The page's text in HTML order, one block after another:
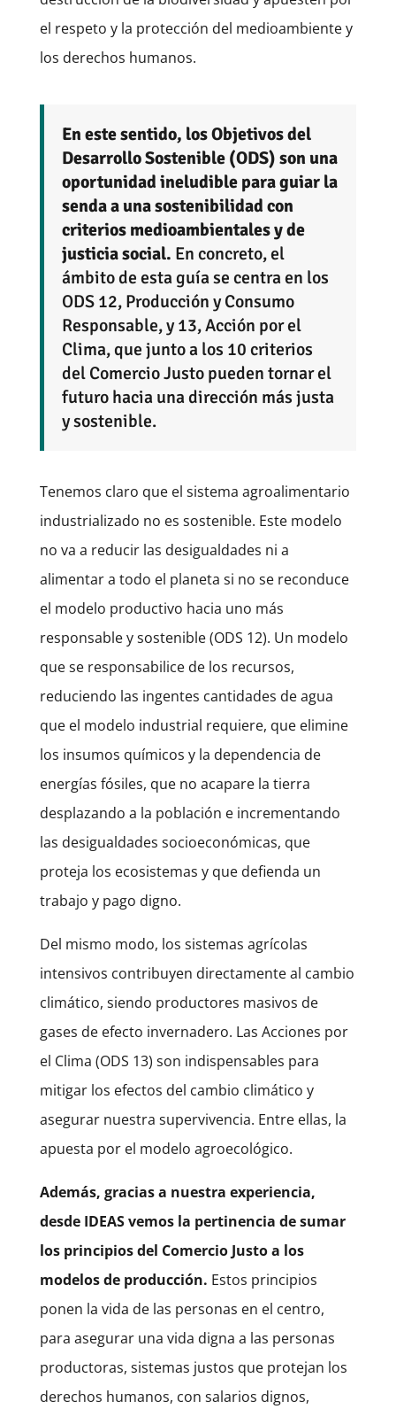
el respeto y la protección del medioambiente y
los derechos humanos.
En este sentido, los Objetivos del
Desarrollo Sostenible (ODS) son una
oportunidad ineludible para guiar la
senda a una sostenibilidad con
criterios medioambientales y de
justicia social. En concreto, el
ámbito de esta guía se centra en los
ODS 12, Producción y Consumo
Responsable, y 13, Acción por el
Clima, que junto a los 10 criterios
del Comercio Justo pueden tornar el
futuro hacia una dirección más justa
y sostenible.
Tenemos claro que el sistema agroalimentario
industrializado no es sostenible. Este modelo
no va a reducir las desigualdades ni a
alimentar a todo el planeta si no se reconduce
el modelo productivo hacia uno más
responsable y sostenible (ODS 12). Un modelo
que se responsabilice de los recursos,
reduciendo las ingentes cantidades de agua
que el modelo industrial requiere, que elimine
los insumos químicos y la dependencia de
energías fósiles, que no acapare la tierra
desplazando a la población e incrementando
las desigualdades socioeconómicas, que
proteja los ecosistemas y que defienda un
trabajo y pago digno.
Del mismo modo, los sistemas agrícolas
intensivos contribuyen directamente al cambio
climático, siendo productores masivos de
gases de efecto invernadero. Las Acciones por
el Clima (ODS 13) son indispensables para
mitigar los efectos del cambio climático y
asegurar nuestra supervivencia. Entre ellas, la
apuesta por el modelo agroecológico.
Además, gracias a nuestra experiencia,
desde IDEAS vemos la pertinencia de sumar
los principios del Comercio Justo a los
modelos de producción. Estos principios
ponen la vida de las personas en el centro,
para asegurar una vida digna a las personas
productoras, sistemas justos que protejan los
derechos humanos, con salarios dignos,